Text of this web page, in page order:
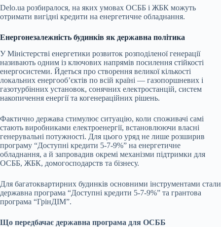
Delo.ua розбиралося, на яких умовах ОСББ і ЖБК можуть
отримати вигідні кредити на енергетичне обладнання.
Енергонезалежність будинків як державна політика
У Міністерстві енергетики розвиток розподіленої генерації
називають одним із ключових напрямів посилення стійкості
енергосистеми. Йдеться про створення великої кількості
локальних енергооб’єктів по всій країні — газопоршневих і
газотурбінних установок, сонячних електростанцій, систем
накопичення енергії та когенераційних рішень.
Фактично держава стимулює ситуацію, коли споживачі самі
стають виробниками електроенергії, встановлюючи власні
генерувальні потужності. Для цього уряд не лише розширив
програму “Доступні кредити 5-7-9%” на енергетичне
обладнання, а й запровадив окремі механізми підтримки для
ОСББ, ЖБК, домогосподарств та бізнесу.
Для багатоквартирних будинків основними інструментами стали
державна програма “Доступні кредити 5-7-9%” та грантова
програма “ГрінДІМ”.
Що передбачає державна програма для ОСББ